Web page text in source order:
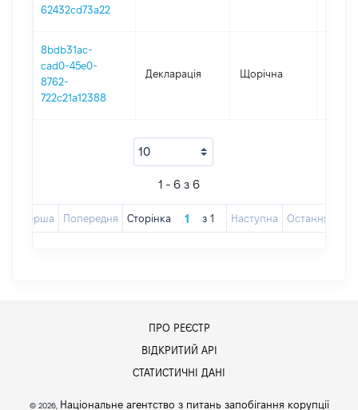
62432cd73a22
8bdb31ac-
cad0-45e0-
8762-
722c21a12388
Декларація Щорічна
1 - 6 з 6
Перша Попередня Сторінка з 1 Наступна Остання
ПРО РЕЄСТР
ВІДКРИТИЙ АРІ
СТАТИСТИЧНІ ДАНІ
© 2026, Національне агентство з питань запобігання корупції